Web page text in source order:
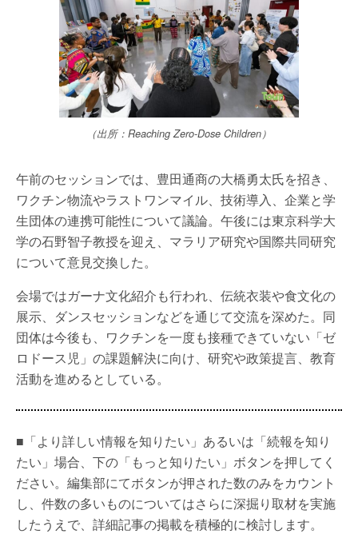
（出所：Reaching Zero-Dose Children）
午前のセッションでは、豊田通商の大橋勇太氏を招き、
ワクチン物流やラストワンマイル、技術導入、企業と学
生団体の連携可能性について議論。午後には東京科学大
学の石野智子教授を迎え、マラリア研究や国際共同研究
について意見交換した。
会場ではガーナ文化紹介も行われ、伝統衣装や食文化の
展示、ダンスセッションなどを通じて交流を深めた。同
団体は今後も、ワクチンを一度も接種できていない「ゼ
ロドース児」の課題解決に向け、研究や政策提言、教育
活動を進めるとしている。
■「より詳しい情報を知りたい」あるいは「続報を知り
たい」場合、下の「もっと知りたい」ボタンを押してく
ださい。編集部にてボタンが押された数のみをカウント
し、件数の多いものについてはさらに深掘り取材を実施
したうえで、詳細記事の掲載を積極的に検討します。